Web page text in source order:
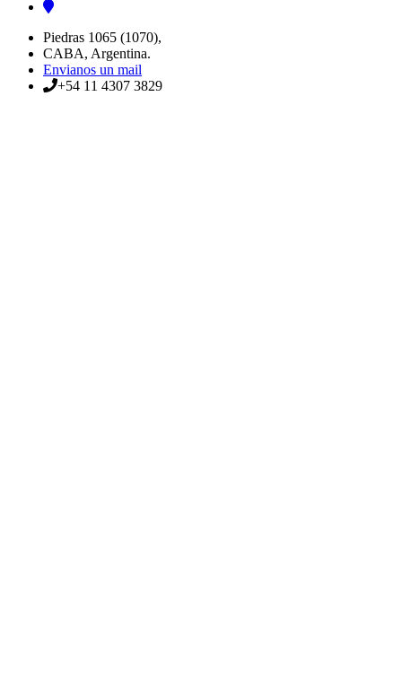
Piedras 1065 (1070),
CABA, Argentina.
Envianos un mail
+54 11 4307 3829